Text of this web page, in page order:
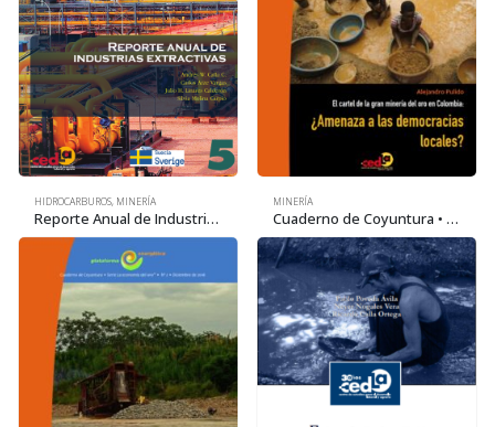
HIDROCARBUROS, MINERÍA
Reporte Anual de Industrias Extractivas • 2018
MINERÍA
Cuaderno de Coyuntura • Serie la economía del oro 3: El cartel de la gran minería del oro en Colombia: ¿Amenaza a las democracias locales?